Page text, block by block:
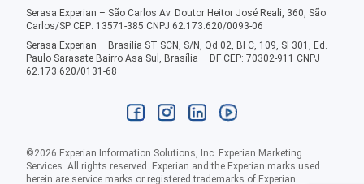
Serasa Experian – São Carlos Av. Doutor Heitor José Reali, 360, São
Carlos/SP CEP: 13571-385 CNPJ 62.173.620/0093-06
Serasa Experian – Brasília ST SCN, S/N, Qd 02, Bl C, 109, Sl 301, Ed.
Paulo Sarasate Bairro Asa Sul, Brasília – DF CEP: 70302-911 CNPJ
62.173.620/0131-68
©2026 Experian Information Solutions, Inc. Experian Marketing
Services. All rights reserved. Experian and the Experian marks used
herein are service marks or registered trademarks of Experian